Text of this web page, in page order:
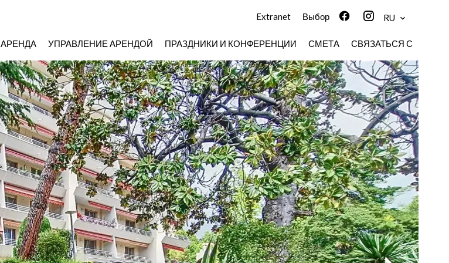
Extranet Выбор RU
АРЕНДА УПРАВЛЕНИЕ АРЕНДОЙ ПРАЗДНИКИ И КОНФЕРЕНЦИИ СМЕТА СВЯЗАТЬСЯ С